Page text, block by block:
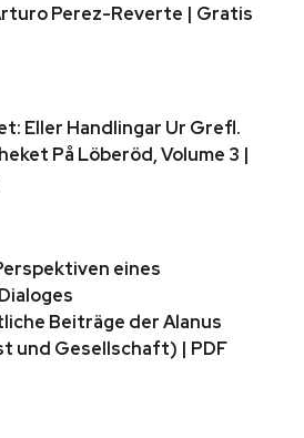
Perez-Reverte | Gratis
Eller Handlingar Ur Grefl.
På Löberöd, Volume 3 |
eines
Beiträge der Alanus
und Gesellschaft) | PDF